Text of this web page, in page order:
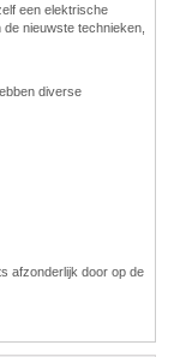
een elektrische
nieuwste technieken,
diverse
afzonderlijk door op de